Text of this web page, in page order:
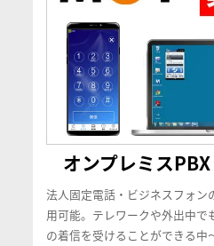
オンプレミスPBX
法人固定電話・ビジネスフォン
用可能。テレワークや外出中で
の着信を受けることができる中